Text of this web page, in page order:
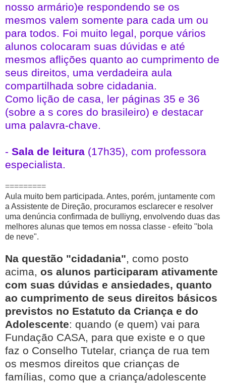
nosso armário)e respondendo se os
mesmos valem somente para cada um ou
para todos. Foi muito legal, porque vários
alunos colocaram suas dúvidas e até
mesmos aflições quanto ao cumprimento de
seus direitos, uma verdadeira aula
compartilhada sobre cidadania.
Como lição de casa, ler páginas 35 e 36
(sobre a s cores do brasileiro) e destacar
uma palavra-chave.
- Sala de leitura (17h35), com professora
especialista.
=========
Aula muito bem participada. Antes, porém, juntamente com
a Assistente de Direção, procuramos esclarecer e resolver
uma denúncia confirmada de bulliyng, envolvendo duas das
melhores alunas que temos em nossa classe - efeito "bola
de neve".
Na questão "cidadania", como posto
acima, os alunos participaram ativamente
com suas dúvidas e ansiedades, quanto
ao cumprimento de seus direitos básicos
previstos no Estatuto da Criança e do
Adolescente: quando (e quem) vai para
Fundação CASA, para que existe e o que
faz o Conselho Tutelar, criança de rua tem
os mesmos direitos que crianças de
famílias, como que a criança/adolescente